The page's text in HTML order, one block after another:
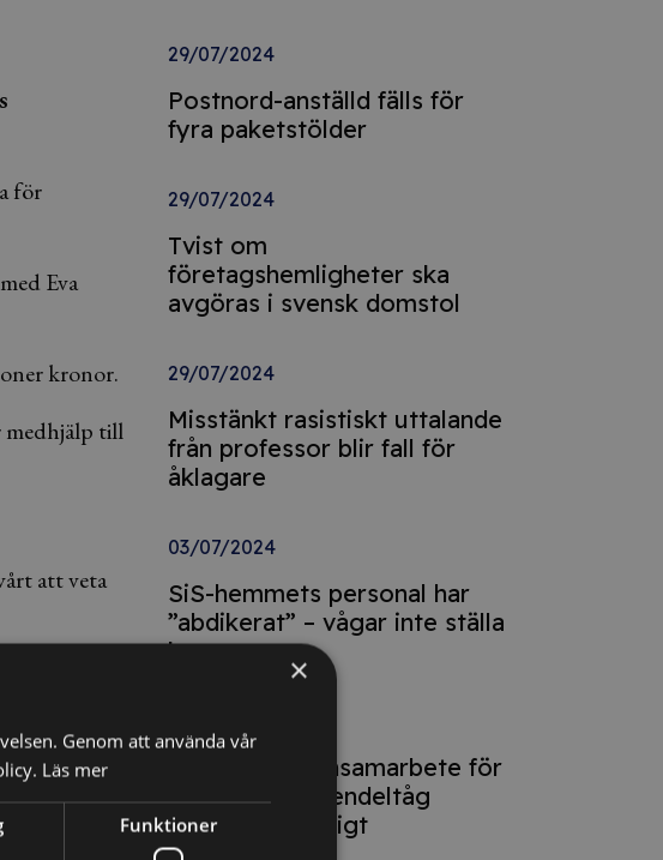
för
Eva
kronor.
medhjälp till
att veta
29/07/2024
Postnord-anställd fälls för
fyra paketstölder
29/07/2024
Tvist om
företagshemligheter ska
avgöras i svensk domstol
29/07/2024
Misstänkt rasistiskt uttalande
från professor blir fall för
åklagare
03/07/2024
SiS-hemmets personal har
”abdikerat” – vågar inte ställa
krav
Förbud mot ensamarbete för
lokförare på pendeltåg
oproportionerligt
×
Genom att använda vår
Läs mer
Funktioner